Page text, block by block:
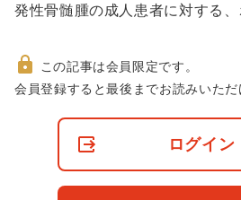
発性骨髄腫の成人患者に対する
非
この記事は会員限定です。
会員登録すると最後までお読みいただ
ログイン